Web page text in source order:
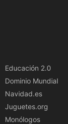
Educación 2.0
Dominio Mundial
Navidad.es
Juguetes.org
Monólogos